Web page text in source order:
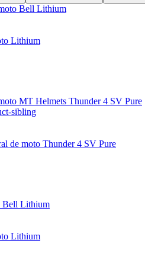
Lithium
de moto Thunder 4 SV Pure
Lithium